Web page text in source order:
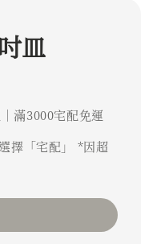
皿
滿3000宅配免運
擇「宅配」 *因超